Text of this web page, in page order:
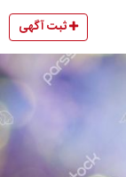
ثبت آگهی